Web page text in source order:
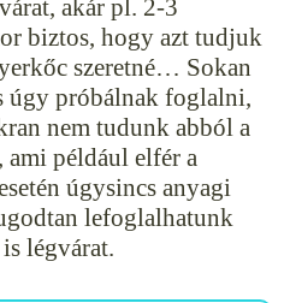
akár pl. 2-3
biztos, hogy azt tudjuk
szeretné… Sokan
úgy próbálnak foglalni,
nem tudunk abból a
például elfér a
úgysincs anyagi
lefoglalhatunk
légvárat.